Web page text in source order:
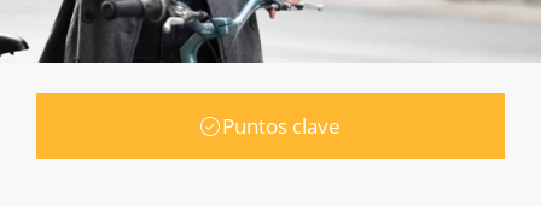
Puntos clave